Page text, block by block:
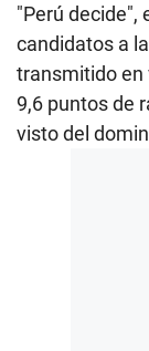
"Perú decide",
candidatos a
transmitido en
9,6 puntos de
visto del